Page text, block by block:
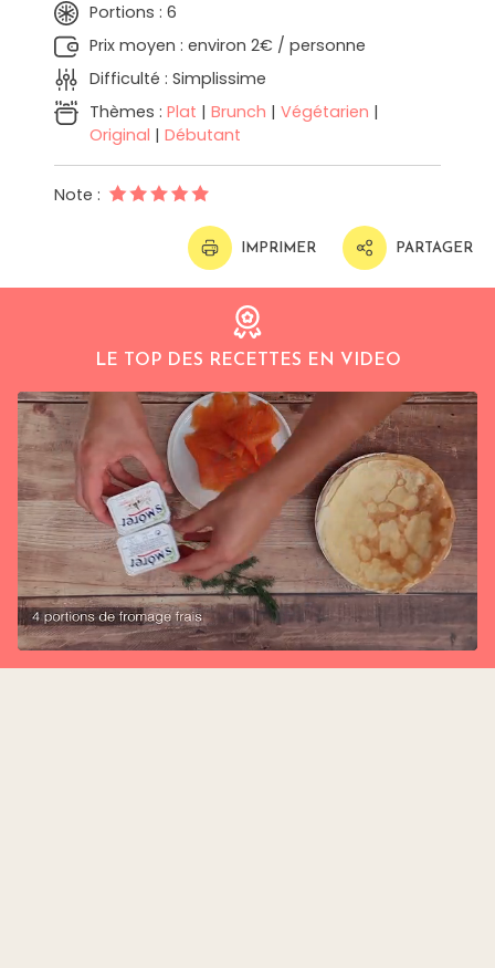
Portions : 6
Prix moyen : environ 2€ / personne
Difficulté : Simplissime
Thèmes : Plat | Brunch | Végétarien |
Original | Débutant
Note :
IMPRIMER PARTAGER
LE TOP DES RECETTES EN VIDEO